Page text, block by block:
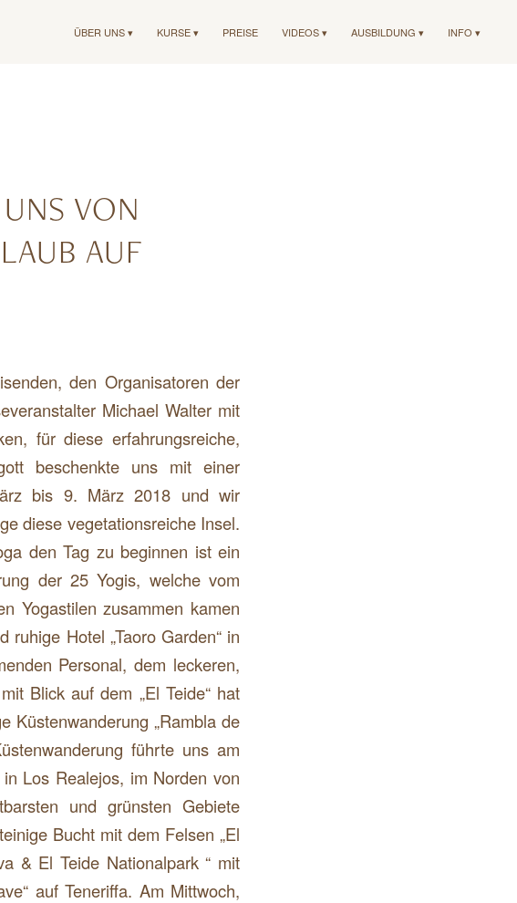
ÜBER UNS ▾ KURSE ▾ PREISE VIDEOS ▾ AUSBILDUNG ▾ INFO ▾
VON
AUF
den Organisatoren der
Michael Walter mit
für diese erfahrungsreiche,
beschenkte uns mit einer
bis 9. März 2018 und wir
diese vegetationsreiche Insel.
den Tag zu beginnen ist ein
der 25 Yogis, welche vom
Yogastilen zusammen kamen
Hotel „Taoro Garden“ in
Personal, dem leckeren,
Blick auf dem „El Teide“ hat
Küstenwanderung „Rambla de
führte uns am
Los Realejos, im Norden von
und grünsten Gebiete
Bucht mit dem Felsen „El
& El Teide Nationalpark “ mit
auf Teneriffa. Am Mittwoch,